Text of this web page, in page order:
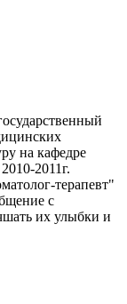
на кафедре
2011г.
терапевт"
с
их улыбки и